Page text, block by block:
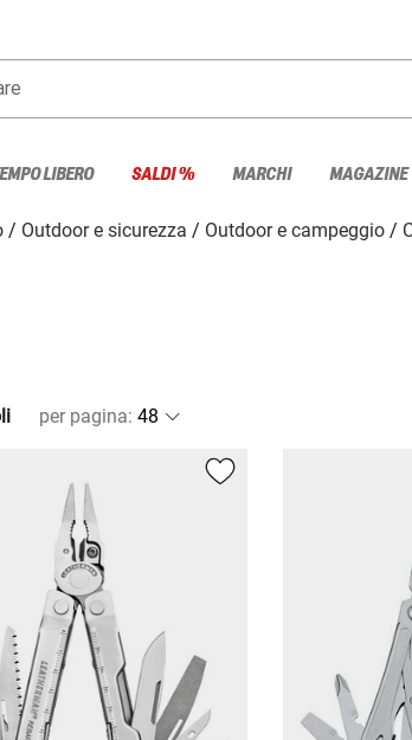
LIBERO SALDI % MARCHI MAGAZINE
Outdoor e sicurezza Outdoor e campeggio
per pagina: